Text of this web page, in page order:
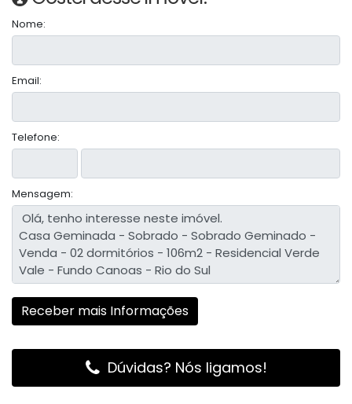
Nome:
Email:
Telefone:
Mensagem:
Dúvidas? Nós ligamos!